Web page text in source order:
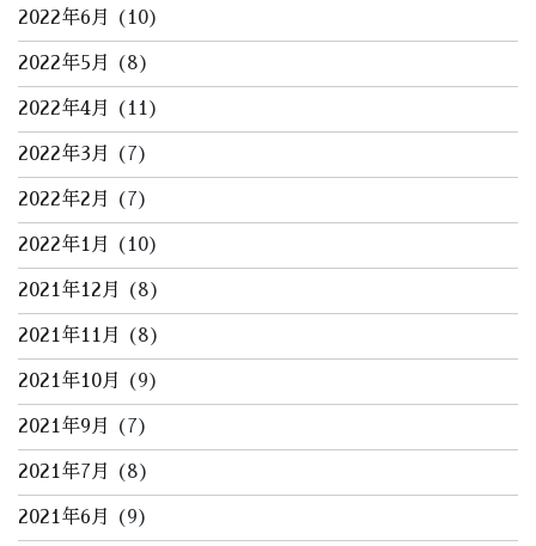
2022年6月 (10)
2022年5月 (8)
2022年4月 (11)
2022年3月 (7)
2022年2月 (7)
2022年1月 (10)
2021年12月 (8)
2021年11月 (8)
2021年10月 (9)
2021年9月 (7)
2021年7月 (8)
2021年6月 (9)